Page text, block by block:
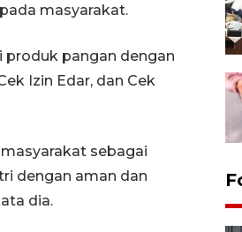
masyarakat.
pangan dengan
Izin Edar, dan Cek
sebagai
dengan aman dan
dia.